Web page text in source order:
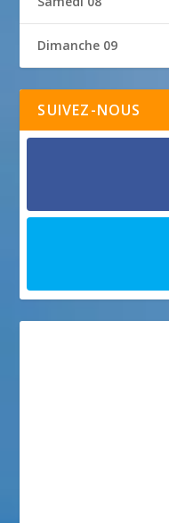
Dimanche 09
SUIVEZ-NOUS